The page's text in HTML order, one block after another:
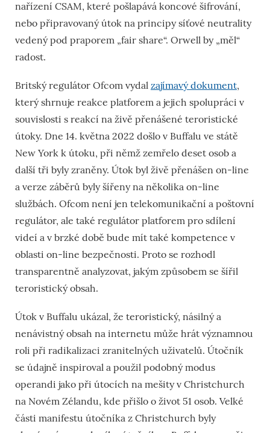
nařízení CSAM, které pošlapává koncové šifrování,
nebo připravovaný útok na principy síťové neutrality
vedený pod praporem „fair share“. Orwell by „měl“
radost.
Britský regulátor Ofcom vydal zajímavý dokument,
který shrnuje reakce platforem a jejich spolupráci v
souvislosti s reakcí na živě přenášené teroristické
útoky. Dne 14. května 2022 došlo v Buffalu ve státě
New York k útoku, při němž zemřelo deset osob a
další tři byly zraněny. Útok byl živě přenášen on-line
a verze záběrů byly šířeny na několika on-line
službách. Ofcom není jen telekomunikační a poštovní
regulátor, ale také regulátor platforem pro sdílení
videí a v brzké době bude mít také kompetence v
oblasti on-line bezpečnosti. Proto se rozhodl
transparentně analyzovat, jakým způsobem se šířil
teroristický obsah.
Útok v Buffalu ukázal, že teroristický, násilný a
nenávistný obsah na internetu může hrát významnou
roli při radikalizaci zranitelných uživatelů. Útočník
se údajně inspiroval a použil podobný modus
operandi jako při útocích na mešity v Christchurch
na Novém Zélandu, kde přišlo o život 51 osob. Velké
části manifestu útočníka z Christchurch byly